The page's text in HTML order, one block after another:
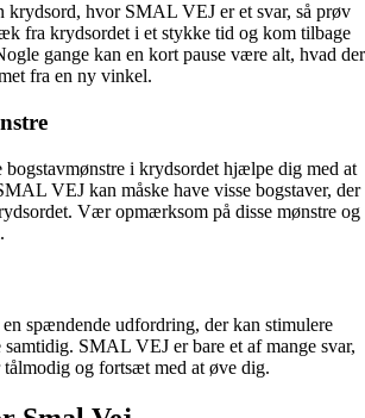
krydsord, hvor SMAL VEJ er et svar, så prøv
fra krydsordet i et stykke tid og kom tilbage
gange kan en kort pause være alt, hvad der
fra en ny vinkel.
bogstavmønstre i krydsordet hjælpe dig med at
VEJ kan måske have visse bogstaver, der
Vær opmærksom på disse mønstre og
spændende udfordring, der kan stimulere
SMAL VEJ er bare et af mange svar,
og fortsæt med at øve dig.